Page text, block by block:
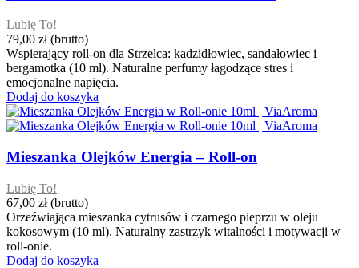
Lubię To!
79,00 zł (brutto)
Wspierający roll-on dla Strzelca: kadzidłowiec, sandałowiec i
bergamotka (10 ml). Naturalne perfumy łagodzące stres i
emocjonalne napięcia.
Dodaj do koszyka
Mieszanka Olejków Energia – Roll-on
Lubię To!
67,00 zł (brutto)
Orzeźwiająca mieszanka cytrusów i czarnego pieprzu w oleju
kokosowym (10 ml). Naturalny zastrzyk witalności i motywacji w
roll-onie.
Dodaj do koszyka